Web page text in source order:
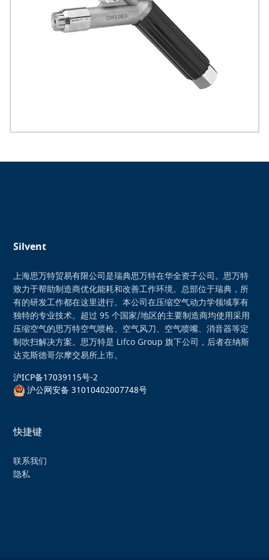
Silvent
上海思万特贸易有限公司是瑞典思万特在华全资子公司。思万特
致力于帮助制造商优化能耗和改善工作环境。总部位于瑞典，所
有的研发工作都在这里进行。本公司在压缩空气动力学领域享有
独特的专业技术。超过 95 个国家/地区的主要制造商均使用采用
压缩空气的思万特空气喷枪、空气风刀、空气喷嘴、消音器等定
制吹扫解决方案。思万特是 Lifco Group 旗下公司，后者在纳斯
达克斯德哥尔摩交易所上市。
沪ICP备17039115号-2
沪公网安备 31010402007748号
快捷键
联系我们
隐私